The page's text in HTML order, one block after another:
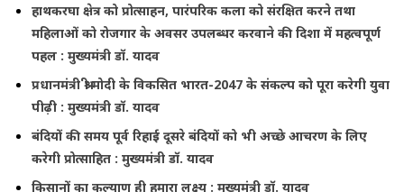
हाथकरघा क्षेत्र को प्रोत्साहन, पारंपरिक कला को संरक्षित करने तथा
महिलाओं को रोजगार के अवसर उपलब्धर करवाने की दिशा में महत्वपूर्ण
पहल : मुख्यमंत्री डॉ. यादव
प्रधानमंत्री श्री मोदी के विकसित भारत-2047 के संकल्प को पूरा करेगी युवा
पीढ़ी : मुख्यमंत्री डॉ. यादव
बंदियों की समय पूर्व रिहाई दूसरे बंदियों को भी अच्छे आचरण के लिए
करेगी प्रोत्साहित : मुख्यमंत्री डॉ. यादव
किसानों का कल्याण ही हमारा लक्ष्य : मुख्यमंत्री डॉ. यादव